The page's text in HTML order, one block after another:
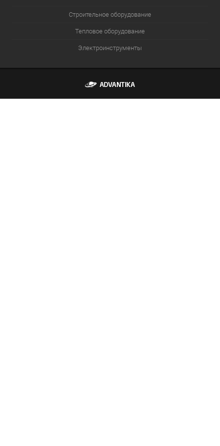
Строительное оборудование
Тепловое оборудование
Электроинструменты